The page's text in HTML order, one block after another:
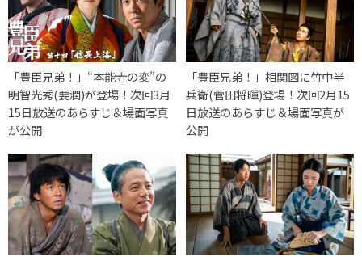
「豊臣兄弟！」“本能寺の変”の
明智光秀(要潤)が登場！次回3月
15日放送のあらすじ＆場面写真
が公開
「豊臣兄弟！」相関図に竹中半
兵衛(菅田将暉)登場！次回2月15
日放送のあらすじ＆場面写真が
公開